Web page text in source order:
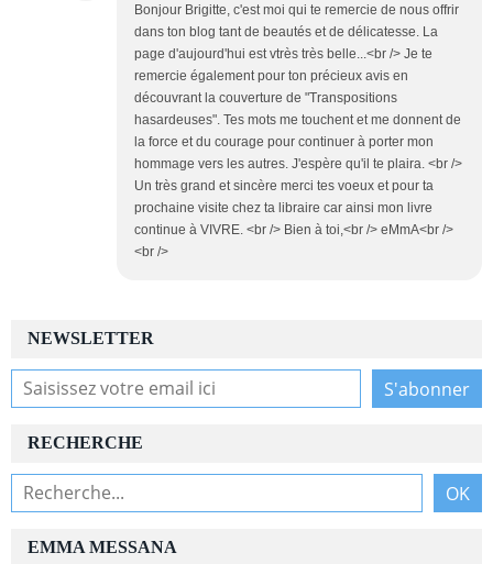
Bonjour Brigitte, c'est moi qui te remercie de nous offrir
dans ton blog tant de beautés et de délicatesse. La
page d'aujourd'hui est vtrès très belle...<br /> Je te
remercie également pour ton précieux avis en
découvrant la couverture de "Transpositions
hasardeuses". Tes mots me touchent et me donnent de
la force et du courage pour continuer à porter mon
hommage vers les autres. J'espère qu'il te plaira. <br />
Un très grand et sincère merci tes voeux et pour ta
prochaine visite chez ta libraire car ainsi mon livre
continue à VIVRE. <br /> Bien à toi,<br /> eMmA<br />
<br />
NEWSLETTER
RECHERCHE
EMMA MESSANA